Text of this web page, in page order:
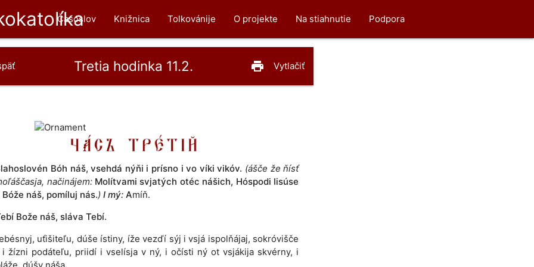
Časoslov Knižnica Tolkovánije O projekte Na stiahnutie Podpora
Tretia hodinka 11.2. print Vytlačiť
Bóh náš, vsehdá nýňi i prísno i vo víki vikóv. (ášče že ňísť
načinájem: Molítvami svjatých otéc nášich, Hóspodi Iisúse
náš, pomíluj nás.) I mý:Amíň.
Bože náš, sláva Tebí.
uťišiteľu, dúše ístiny, íže vezďí sýj i vsjá ispolňájaj, sokróvišče
i žízni podáteľu, priidí i vselísja v ný, i očísti ný ot vsjákija skvérny, i
dúšy náša.